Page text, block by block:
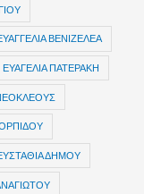
ΒΕΝΙΖΕΛΕΑ
ΕΥΑΓΕΛΙΑ ΠΑΤΕΡΑΚΗ
ΔΗΜΟΥ